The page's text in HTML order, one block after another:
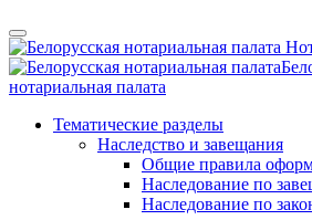
нотариальная палата
Тематические разделы
Наследство и завещания
Общие правила
Наследование по
Наследование по